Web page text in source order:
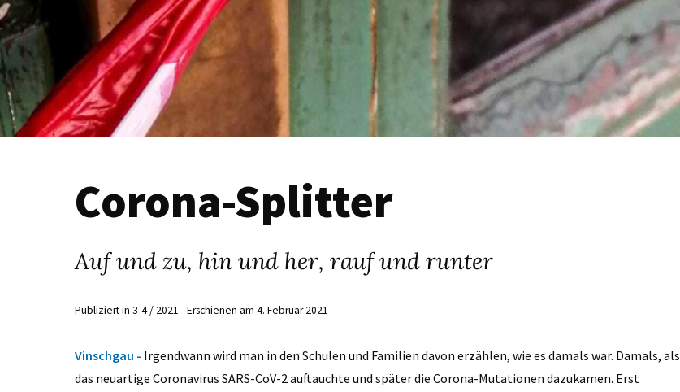
Corona-Splitter
Auf und zu, hin und her, rauf und runter
Publiziert in 3-4 / 2021 - Erschienen am 4. Februar 2021
Vinschgau - Irgendwann wird man in den Schulen und Familien davon erzählen, wie es damals war. Damals, als
das neuartige Coronavirus SARS-CoV-2 auftauchte und später die Corona-Mutationen dazukamen. Erst